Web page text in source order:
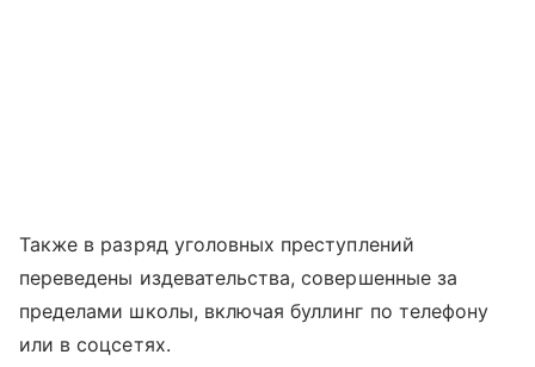
Также в разряд уголовных преступлений
переведены издевательства, совершенные за
пределами школы, включая буллинг по телефону
или в соцсетях.